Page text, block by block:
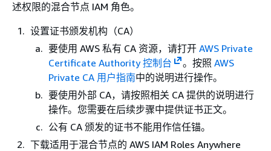
述权限的混合节点 IAM 角色。
设置证书颁发机构（CA）
要使用 AWS 私有 CA 资源，请打开 AWS Private
Certificate Authority 控制台
。按照 AWS
Private CA 用户指南中的说明进行操作。
要使用外部 CA，请按照相关 CA 提供的说明进行
操作。您需要在后续步骤中提供证书正文。
公有 CA 颁发的证书不能用作信任锚。
下载适用于混合节点的 AWS IAM Roles Anywhere